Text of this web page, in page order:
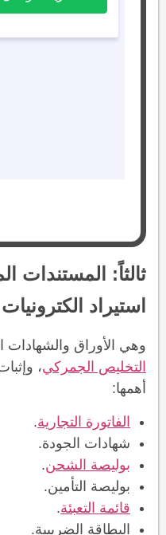
ثالثاً: المستندات
استيراد
وهي الأوراق والشهادات
التخليص الجمركي،
أهمها:
الفاتورة التجارية.
شهادات الجودة.
بوليصة الشحن.
بوليصة التأمين.
قائمة التعبئة.
البطاقة الضريبية.